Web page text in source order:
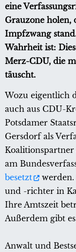
eine
Grauzone
Impfzwang
Wahrheit ist:
Merz-CDU, die
täuscht.
Wozu eigentlich
auch aus CDU-
Potsdamer
Gersdorf als
Koalitionspartner
am
besetzt
werden.
und -richter in
Ihre Amtszeit
Außerdem gibt
Anwalt und